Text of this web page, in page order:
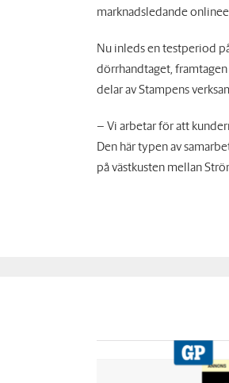
marknadsledande
Nu inleds en testperiod
dörrhandtaget, framtagen
delar av Stampens
– Vi arbetar för att
Den här typen av
på västkusten mellan